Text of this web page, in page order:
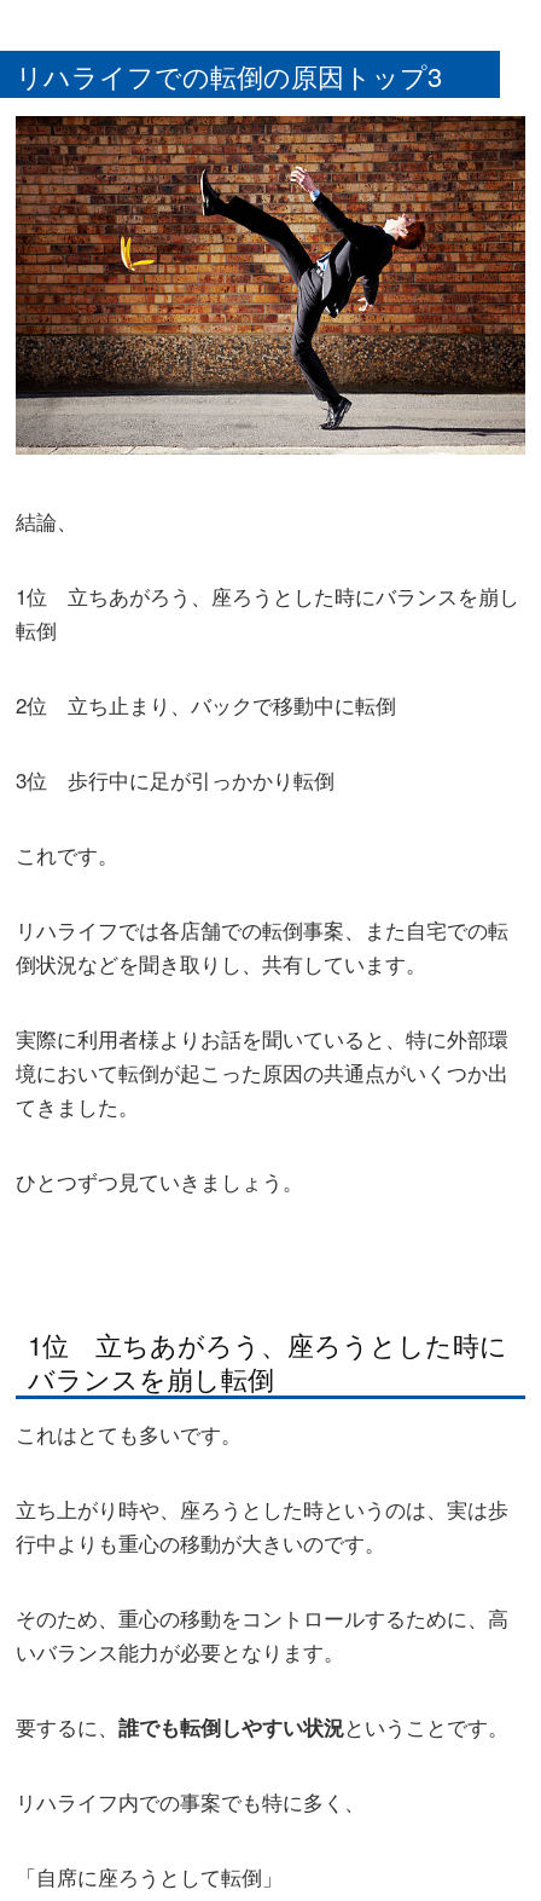
リハライフでの転倒の原因トップ3
結論、
1位 立ちあがろう、座ろうとした時にバランスを崩し
転倒
2位 立ち止まり、バックで移動中に転倒
3位 歩行中に足が引っかかり転倒
これです。
リハライフでは各店舗での転倒事案、また自宅での転
倒状況などを聞き取りし、共有しています。
実際に利用者様よりお話を聞いていると、特に外部環
境において転倒が起こった原因の共通点がいくつか出
てきました。
ひとつずつ見ていきましょう。
1位 立ちあがろう、座ろうとした時に
バランスを崩し転倒
これはとても多いです。
立ち上がり時や、座ろうとした時というのは、実は歩
行中よりも重心の移動が大きいのです。
そのため、重心の移動をコントロールするために、高
いバランス能力が必要となります。
要するに、誰でも転倒しやすい状況ということです。
リハライフ内での事案でも特に多く、
「自席に座ろうとして転倒」